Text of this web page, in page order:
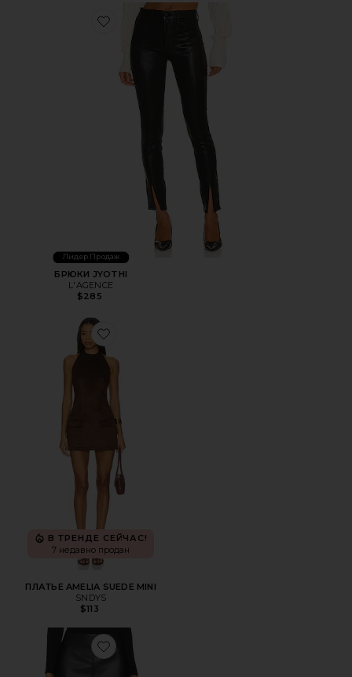
Favorite БРЮКИ JYOTHI
Лидер Продаж
БРЮКИ JYOTHI
L'AGENCE
$285
Favorite ПЛАТЬЕ AMELIA SUEDE MINI
В ТРЕНДЕ СЕЙЧАС!
7 недавно продан
ПЛАТЬЕ AMELIA SUEDE MINI
SNDYS
$113
Favorite ЮБКА HAYDENN